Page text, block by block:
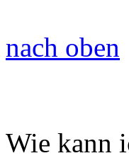
nach oben
Wie kann